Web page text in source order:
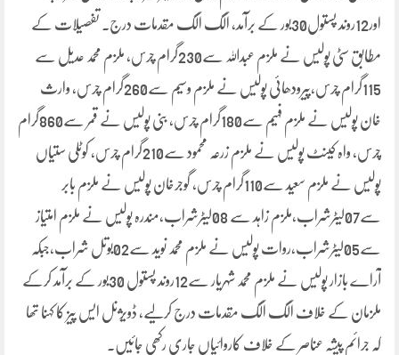
اور12روند پستول30بور کے برآمد، الگ الگ مقدمات درج۔ تفصیلات کے
مطابق سٹی پولیس نے ملزم عبداللہ سے230گرام چرس، ملزم محمد عدیل سے
115گرام چرس،پیرودھائی پولیس نے ملزم وسیم سے260گرام چرس، وارث
خان پولیس نے ملزم فہیم سے180گرام چرس، بنی پولیس نے قمر سے860گرام
چرس، واہ کینٹ پولیس نے ملزم زرعہ محمود سے210گرام چرس، کوٹلی ستیاں
پولیس نے ملزم سعید سے110گرام چرس، گوجرخان پولیس نے ملزم بابر
سے07لیٹرشراب،ملزم زاہد سے 08لیٹرشراب،مندرہ پولیس نے ملزم امتیاز
سے05لیٹرشراب،روات پولیس نے ملزم محمد نوید سے02بوتل شراب،جبکہ
آراے بازار پولیس نے ملزم محمد شہریار سے12روند پستول 30بور کے برآمد کرکے
ملزمان کے خلاف الگ الگ مقدمات درج کرلیے، ڈویژنل ایس پیز کا کہنا تھا
کہ جرائم پیشہ عناصر کے خلاف کاروائیاں جاری رکھی جائیں۔